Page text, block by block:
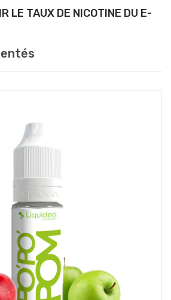
LE TAUX DE NICOTINE DU E-
ou 18 mg/ml.
qu'occasionnellement
- moins de 5 cigarettes par jour
- 15 à 20 cigarettes par jour
- plus de 20 cigarettes par jour
est élevé, le plus hit est important. Le
dans la gorge lorsque l’on
par l’e-cigarette.
MON ELIQUIDE LIQUIDEO